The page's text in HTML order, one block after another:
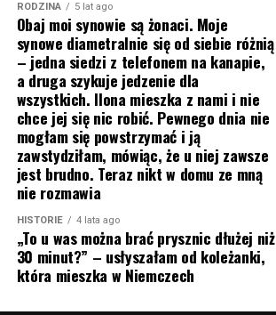
RODZINA 5 lat ago
Obaj moi synowie są żonaci. Moje
synowe diametralnie się od siebie różnią
– jedna siedzi z telefonem na kanapie,
a druga szykuje jedzenie dla
wszystkich. Ilona mieszka z nami i nie
chce jej się nic robić. Pewnego dnia nie
mogłam się powstrzymać i ją
zawstydziłam, mówiąc, że u niej zawsze
jest brudno. Teraz nikt w domu ze mną
nie rozmawia
HISTORIE 4 lata ago
„To u was można brać prysznic dłużej niż
30 minut?” – usłyszałam od koleżanki,
która mieszka w Niemczech